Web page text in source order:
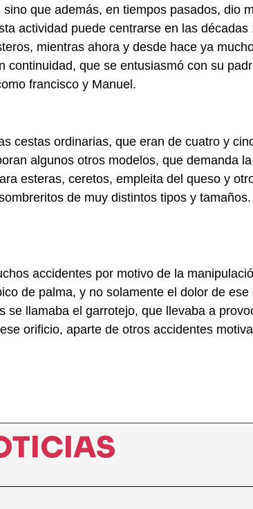
que además, en tiempos pasados, dio
actividad puede centrarse en las
mientras ahora y desde hace ya
que se entusiasmó con su
francisco y Manuel.
cestas ordinarias, que eran de cuatro y
algunos otros modelos, que demanda
esteras, ceretos, empleita del queso y
de muy distintos tipos y
accidentes por motivo de la
de palma, y no solamente el dolor de
llamaba el garrotejo, que llevaba a
orificio, aparte de otros accidentes